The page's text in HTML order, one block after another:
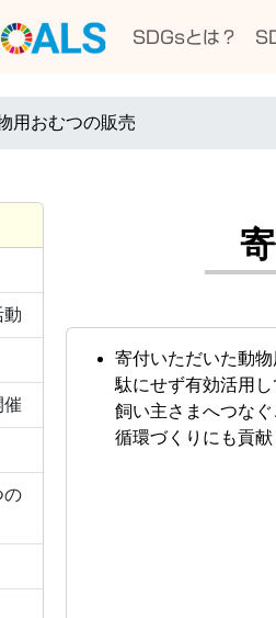
SDGsとは？
用おむつの販売
寄付いただいた動
駄にせず有効活用
飼い主さまへつな
循環づくりにも貢献
動
催
の